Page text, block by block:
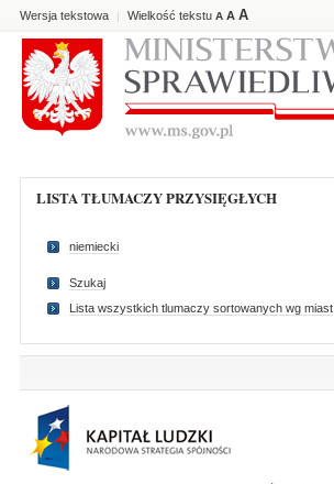
Wersja tekstowa | Wielkość tekstu A A A
LISTA TŁUMACZY PRZYSIĘGŁYCH
niemiecki
Szukaj
Lista wszystkich tlumaczy sortowanych wg miast